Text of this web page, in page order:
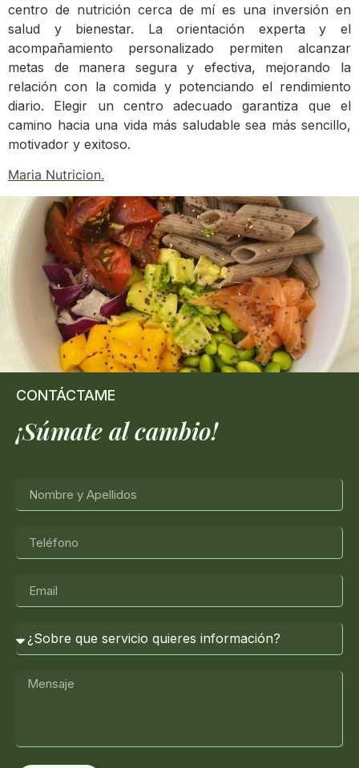
centro de nutrición cerca de mí es una inversión en
salud y bienestar. La orientación experta y el
acompañamiento personalizado permiten alcanzar
metas de manera segura y efectiva, mejorando la
relación con la comida y potenciando el rendimiento
diario. Elegir un centro adecuado garantiza que el
camino hacia una vida más saludable sea más sencillo,
motivador y exitoso.
Maria Nutricion.
CONTÁCTAME
¡Súmate al cambio!